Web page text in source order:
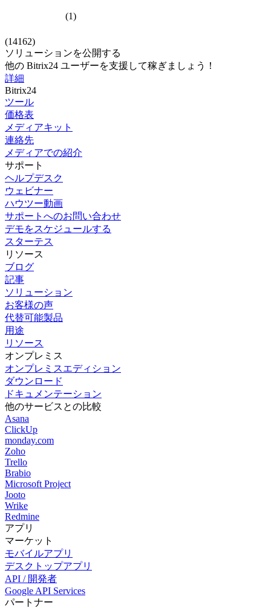
(1)
(14162)
ソリューションを公開する
他の Bitrix24 ユーザーを支援して稼ぎましょう！
詳細
Bitrix24
ツール
価格表
メディアキット
連絡先
メディアでの紹介
サポート
ヘルプデスク
ウェビナー
ハウツー動画
サポートへのお問い合わせ
デモをスケジュールする
スターテス
リソース
ブログ
記事
ソリューション
お客様の声
代替可能製品
用途
リソース
オンプレミス
オンプレミスエディション
ダウンロード
ドキュメンテーション
他のサービスとの比較
Asana
ClickUp
monday.com
Zoho
Trello
Brabio
Microsoft Project
Jooto
Wrike
Redmine
アプリ
マーケット
モバイルアプリ
デスクトップアプリ
API / 開発者
Google API Services
パートナー